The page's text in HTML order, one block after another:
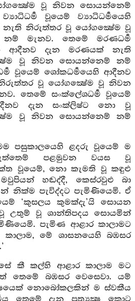
වූ නිවන සොයන්නෙම්
වූයෙම් ව්‍යාධිධර්‍මයෙහි
නැති නිරුත්තර වූ යෝගක්‍ෂේම වූ
මැනව. තෙමේ මරණධර්‍ම
ආදීනව දැන මරණයක් නැති
වූ නිවන සොයන්නෙම් නම්
වූයෙම් ශෝකධර්‍මයෙහි ආදීනව
වූ යෝගක්‍ෂේම වූ නිවන
තෙමේ සංක්ලේශධර්‍ම වූයෙම්
දැන සංක්ලිෂ්ට නො වූ
වූ නිවන සොයන්නෙම් නම්
පසුකාලයෙහි ළදරු වූයෙම් ම
පළමුවන වයස වූ
වූයෙම්, නො කැමති වූ කඳුළු
හඬද්දී, කෙස්රවුළු බා
නික්ම පැවිද්දට පැමිණියෙමි. ඒ
‘කුසලය කුමක්දැ’යි සොයන
උතුම් වූ ශාන්තිපදය සොයමින්
පැමිණ ආළාර කාලාමට
මේ ශාසනයෙහි බඹසර
කී කල්හි ආළාර කාලාම මට
තෙමේ බඹසර වෙසෙවා. යම්
නොබෝකලකින් ම ස්වකීය